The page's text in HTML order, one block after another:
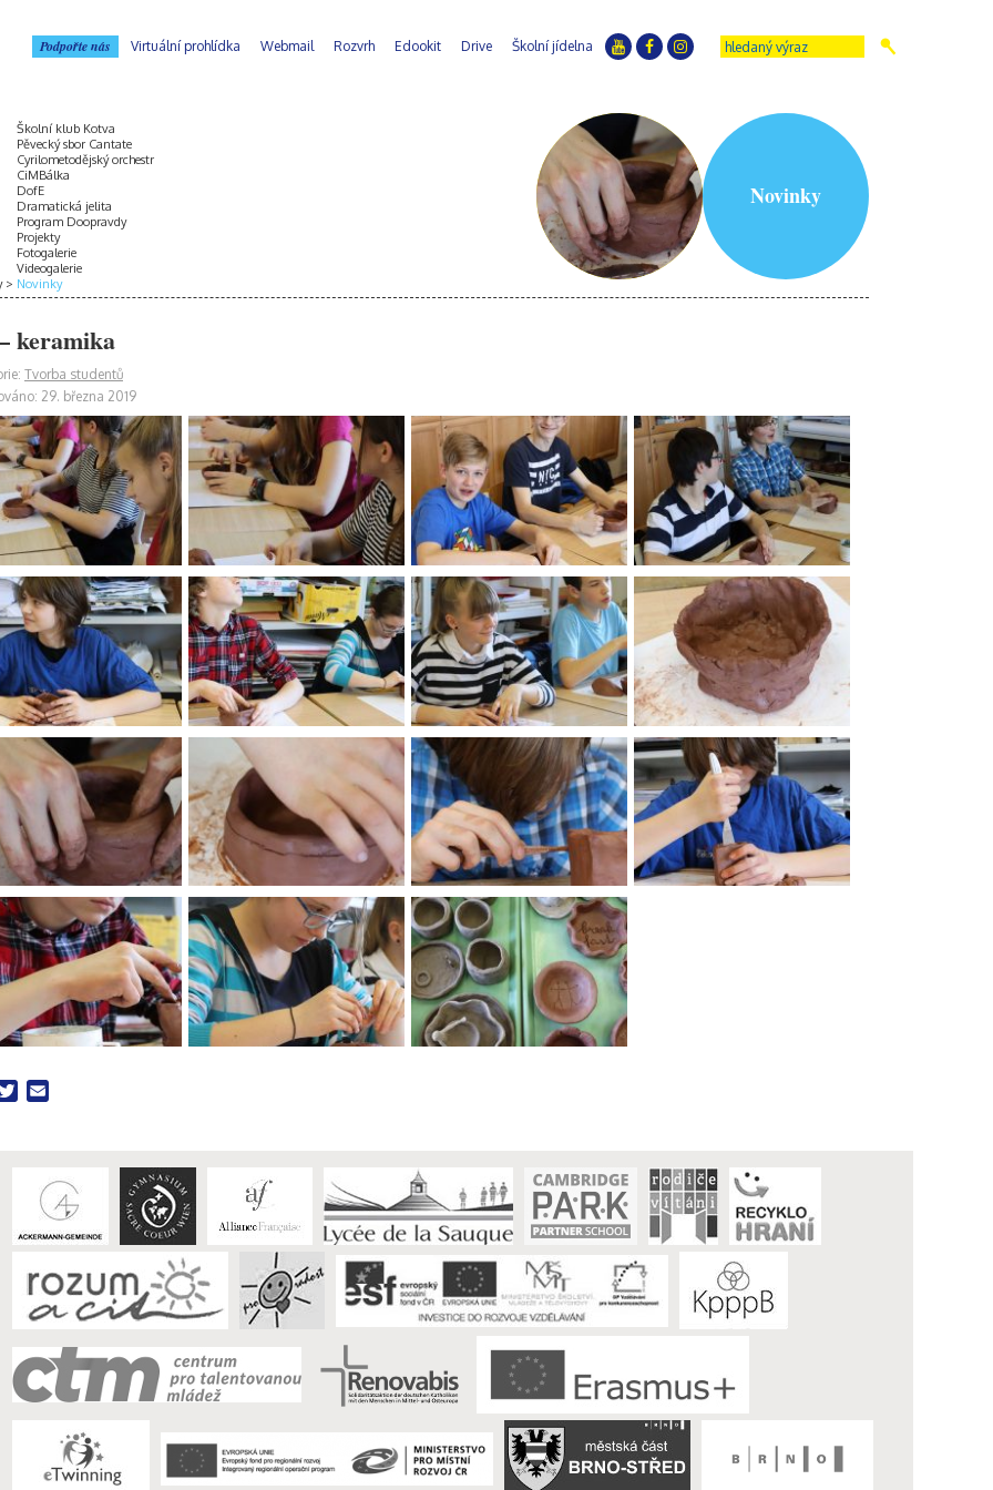
Podpořte nás Virtuální prohlídka Webmail Rozvrh Edookit Drive Školní jídelna
Školní klub Kotva
Pěvecký sbor Cantate
Cyrilometodějský orchestr
CiMBálka
DofE
Dramatická jelita
Program Doopravdy
Projekty
Fotogalerie
Videogalerie
Novinky
Novinky
keramika
Tvorba studentů
29. března 2019
Twitter